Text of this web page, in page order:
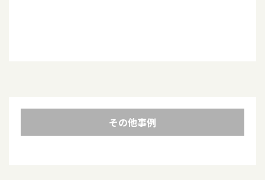
その他事例